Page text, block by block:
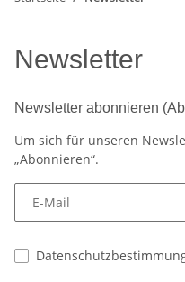
Newsletter
Newsletter abonnieren
Um sich für unseren
„Abonnieren“.
E-Mail